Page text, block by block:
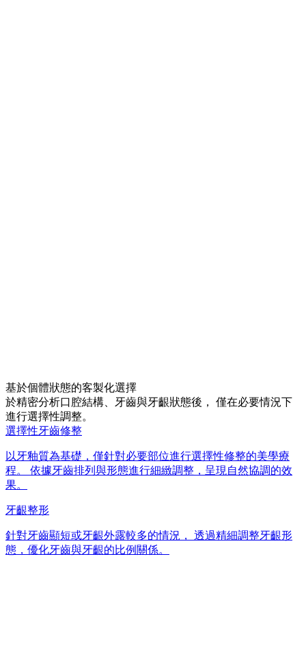
基於個體狀態的客製化選擇
於精密分析口腔結構、牙齒與牙齦狀態後， 僅在必要情況下
進行選擇性調整。
選擇性牙齒修整
以牙釉質為基礎，僅針對必要部位進行選擇性修整的美學療
程。 依據牙齒排列與形態進行細緻調整，呈現自然協調的效
果。
牙齦整形
針對牙齒顯短或牙齦外露較多的情況， 透過精細調整牙齦形
態，優化牙齒與牙齦的比例關係。